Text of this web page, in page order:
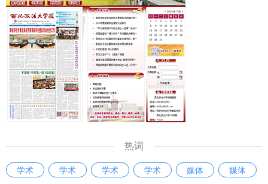
座谈会上，西安中院介绍了涉外案件审理及涉外法治人才培养
工作情况，来自西北政法大学、西安市司法局、西安仲裁委员
会、西安市律师协会以及莲湖区人民法院、雁塔区人民法院的
同志围绕涉外法律服务的工作经验、涉外法治人才培养的意见
建议等方面进行了交流发言，凝聚了智慧，达成了共识。今
后，西安法院将紧扣国家涉外法治建设需求，注重协同配合，
坚持审判一线实践锻炼，不断强化教育培训阵地作用，通过加
大学术调研工作力度，搭建交流互鉴成长平台，携手共进，以
创新思维、务实举措，培养出一批政治立场坚定、专业素质过
国涉外法治建设贡献更多力量。 【中国新闻网】【阳光网】
的根本。学者在进行学术研究过程中，必须增强学术自律。学
术诚信的问题目前不仅存在于大学，也存在于一些研究机构。
建立健全科研诚信管理制度是十分必要的。 同时，知识产权
问题也应该得到重视。《条例》的出台释放了信号，即哲学社
会科学研究成果的权益需要被重视。如果学者的知识产权无法
得到有效保护，必然会滋生造假现象。应该明确学术成果归
属、使用权限、收益分配等标准，加强对学术期刊、数据库平
意识。 问：《条例》出台将产生哪些积极影响？ 马朝琦：
《条例》将会在三个方面产生积极影响。 一是进一步完善我
省哲学社会科学发展的体制机制，推动系统运行高效顺畅。
热词
学术 学术 学术 学术 媒体
媒体